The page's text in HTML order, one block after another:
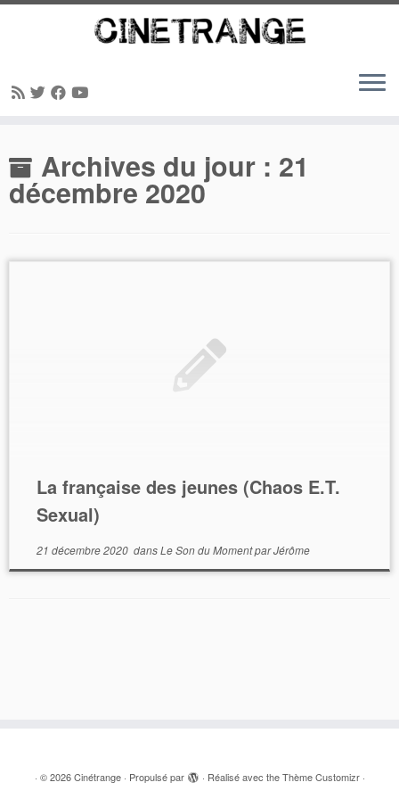
au
contenuArchives du jour : 21
décembre 2020
La française des jeunes (Chaos E.T.
Sexual)
21 décembre 2020dansLe Son du MomentparJérôme
· © 2026 Cinétrange· Propulsé par · Réalisé avec theThème Customizr·